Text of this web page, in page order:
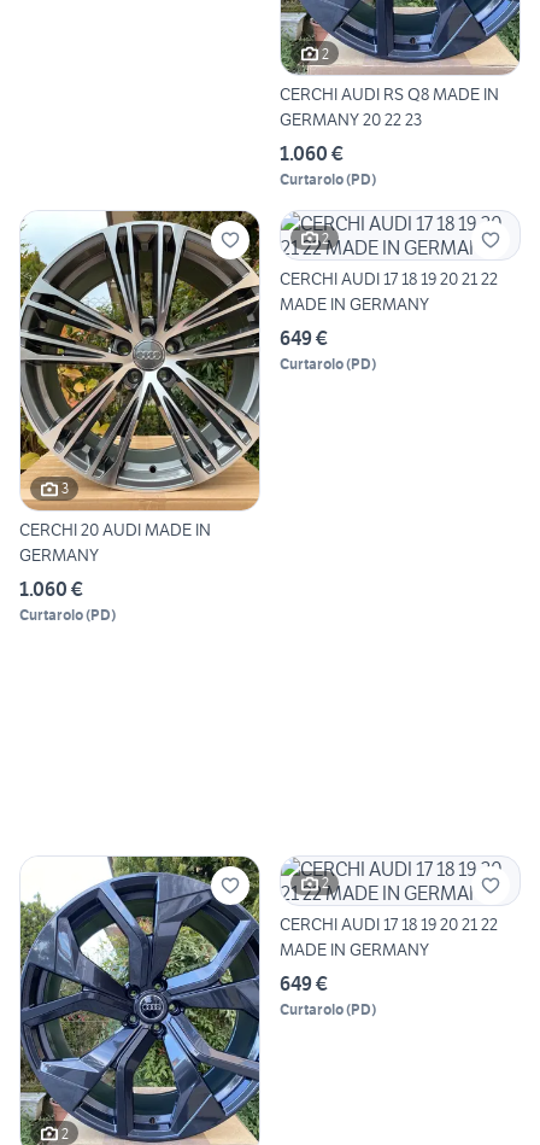
2
CERCHI AUDI RS Q8 MADE IN
GERMANY 20 22 23
1.060 €
Curtarolo(PD)
3
CERCHI 20 AUDI MADE IN
GERMANY
1.060 €
Curtarolo(PD)
2
CERCHI AUDI 17 18 19 20 21 22
MADE IN GERMANY
649 €
Curtarolo(PD)
2
2
CERCHI AUDI 17 18 19 20 21 22
MADE IN GERMANY
649 €
Curtarolo(PD)